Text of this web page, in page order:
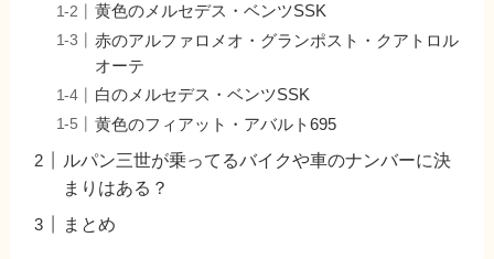
黄色のメルセデス・ベンツSSK
赤のアルファロメオ・グランポスト・クアトロル
オーテ
白のメルセデス・ベンツSSK
黄色のフィアット・アバルト695
ルパン三世が乗ってるバイクや車のナンバーに決
まりはある？
まとめ